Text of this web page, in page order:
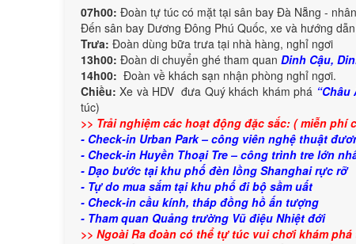
07h00: Đoàn tự túc có mặt tại sân bay Đà Nẵng -
Đến sân bay Dương Đông Phú Quốc, xe và hướng
Trưa: Đoàn dùng bữa trưa tại nhà hàng, nghỉ ngơi
13h00: Đoàn di chuyển ghé tham quan Dinh Cậu,
14h00: Đoàn về khách sạn nhận phòng nghỉ ngơi.
Chiều:Xe và HDV đưa Quý khách khám phá
túc)
>> Trải nghiệm các hoạt động đặc sắc: ( miễn phí
- Check-in Urban Park – công viên nghệ thuật
- Check-in Huyền Thoại Tre – công trình tre lớn
- Dạo bước tại khu phố đèn lồng Shanghai rực rỡ
- Tự do mua sắm tại khu phố đi bộ sầm uất
- Check-in cầu kính, tháp đồng hồ ấn tượng
- Tham quan Quảng trường Vũ điệu Nhiệt đới
>> Ngoài Ra đoàn có thể tự túc vui chơi khám